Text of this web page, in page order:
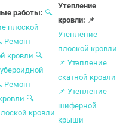
работы: 🔍
плоской
Ремонт
кровли 🔍
Ремонт
🔍
кровли
Утепление
кровли: 📌
Утепление
плоской кровли
📌 Утепление
скатной кровли
📌 Утепление
шиферной
крыши